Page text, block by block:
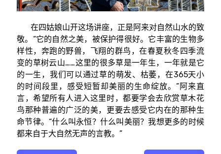
在四姑娘山开这场讲座，正是阿来对自然山水的致
敬。“它的自然之美，被保护得很好。它丰富的生物多
样性，奔跑的野兽，飞翔的群鸟，在春夏秋冬四季流
变的草树云山……这里的很多草是一年生，一年就是它
的一生，我们可以通过草的萌发、枯萎，在365天小
的时间段里，感受短暂却美丽的生命绽放。”阿来直
言，希望所有人进入这里时，都要学会去欣赏草木花
鸟那种普遍的广泛的美，更要去感受它内在的那种生
命节律。“什么叫永恒？什么叫美丽？我想更多的时候
都来自于大自然无声的言教。”